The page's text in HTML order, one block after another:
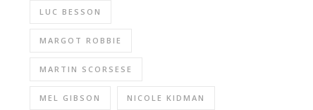
LUC BESSON
MARGOT ROBBIE
MARTIN SCORSESE
MEL GIBSON NICOLE KIDMAN